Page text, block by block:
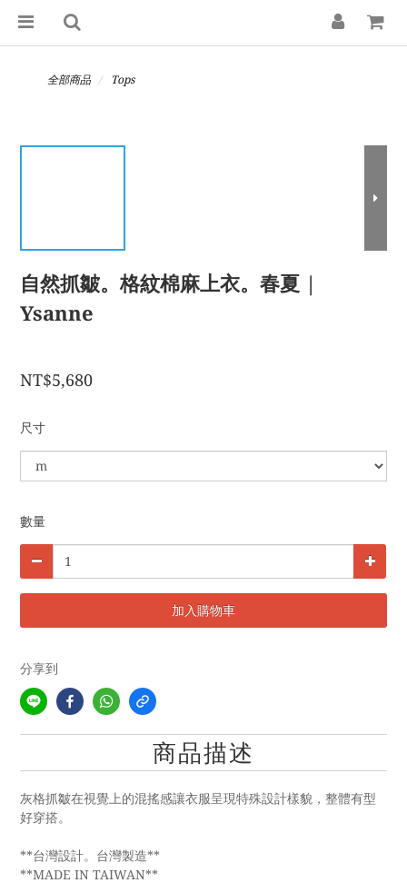
全部商品 Tops
自然抓皺。格紋棉麻上衣。春夏 |
Ysanne
NT$5,680
尺寸
數量
加入購物車
分享到
商品描述
灰格抓皺在視覺上的混搖感讓衣服呈現特殊設計樣貌，整體有型
好穿搭。
**台灣設計。台灣製造**
**MADE IN TAIWAN**